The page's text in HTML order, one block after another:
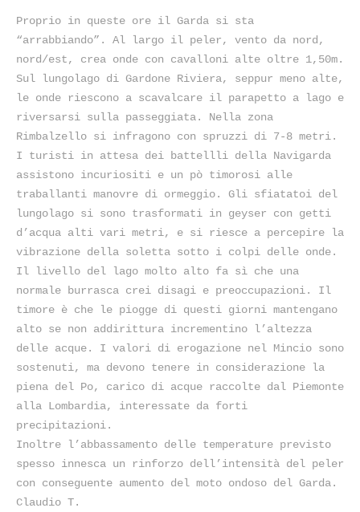
GARDA
DISAGI
Proprio in queste ore il Garda si sta
“arrabbiando”. Al largo il peler, vento da nord,
nord/est, crea onde con cavalloni alte oltre 1,50m.
Sul lungolago di Gardone Riviera, seppur meno alte,
le onde riescono a scavalcare il parapetto a lago e
riversarsi sulla passeggiata. Nella zona
Rimbalzello si infragono con spruzzi di 7-8 metri.
I turisti in attesa dei battellli della Navigarda
assistono incuriositi e un pò timorosi alle
traballanti manovre di ormeggio. Gli sfiatatoi del
lungolago si sono trasformati in geyser con getti
d’acqua alti vari metri, e si riesce a percepire la
vibrazione della soletta sotto i colpi delle onde.
Il livello del lago molto alto fa sì che una
normale burrasca crei disagi e preoccupazioni. Il
timore è che le piogge di questi giorni mantengano
alto se non addirittura incrementino l’altezza
delle acque. I valori di erogazione nel Mincio sono
sostenuti, ma devono tenere in considerazione la
piena del Po, carico di acque raccolte dal Piemonte
alla Lombardia, interessate da forti
precipitazioni.
Inoltre l’abbassamento delle temperature previsto
spesso innesca un rinforzo dell’intensità del peler
con conseguente aumento del moto ondoso del Garda.
Claudio T.